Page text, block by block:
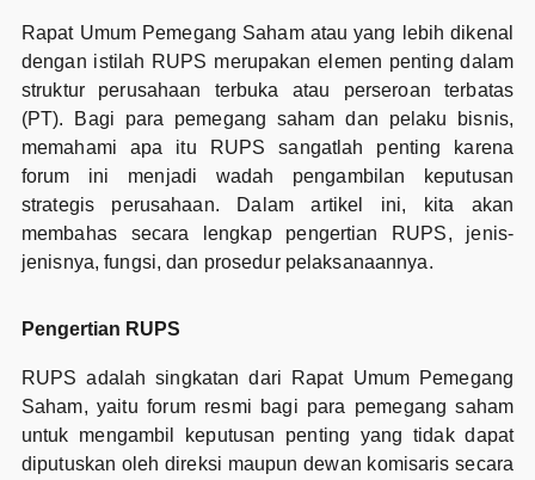
Rapat Umum Pemegang Saham atau yang lebih dikenal
dengan istilah RUPS merupakan elemen penting dalam
struktur perusahaan terbuka atau perseroan terbatas
(PT). Bagi para pemegang saham dan pelaku bisnis,
memahami apa itu RUPS sangatlah penting karena
forum ini menjadi wadah pengambilan keputusan
strategis perusahaan. Dalam artikel ini, kita akan
membahas secara lengkap pengertian RUPS, jenis-
jenisnya, fungsi, dan prosedur pelaksanaannya.
Pengertian RUPS
RUPS adalah singkatan dari Rapat Umum Pemegang
Saham, yaitu forum resmi bagi para pemegang saham
untuk mengambil keputusan penting yang tidak dapat
diputuskan oleh direksi maupun dewan komisaris secara